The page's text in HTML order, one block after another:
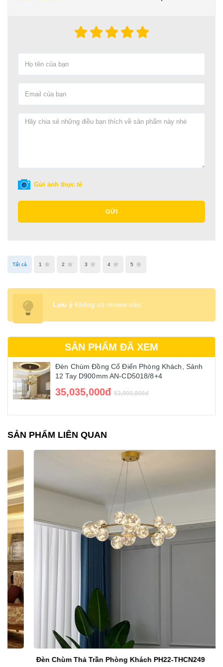
Gửi ảnh thực tế
GỬI
Tất cả 1 2 3 4 5
Lưu ý Không có review nào
SẢN PHẨM ĐÃ XEM
Đèn Chùm Đồng Cổ Điển Phòng Khách, Sảnh
12 Tay D900mm AN-CD5018/8+4
35,035,000đ 53,900,000đ
SẢN PHẨM LIÊN QUAN
Đèn Chùm Thả Trần Phòng Khách PH22-THCN249